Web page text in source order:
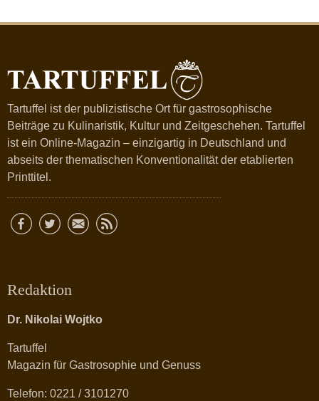
Tartuffel ist der publizistische Ort für gastrosophische
Beiträge zu Kulinaristik, Kultur und Zeitgeschehen. Tartuffel
ist ein Online-Magazin – einzigartig in Deutschland und
abseits der thematischen Konventionalität der etablierten
Printtitel.
Redaktion
Dr. Nikolai Wojtko
Tartuffel
Magazin für Gastrosophie und Genuss
Telefon: 0221 / 3101270